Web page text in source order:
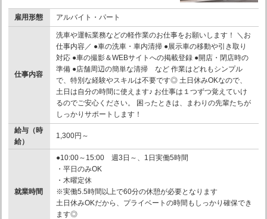
雇用形態 アルバイト・パート
仕事内容
洗車や運転業務などの軽作業のお仕事をお願いします！ ＼お
仕事内容／ ●車の洗車・車内清掃 ●展示車の移動や引き取り
対応 ●車の撮影＆WEBサイトへの掲載登録 ●開店・閉店時の
準備 ●店舗周辺の簡単な清掃 など 作業はどれもシンプル
で、特別な経験やスキルは不要です◎ 土日休みOKなので、
土日は自分の時間に使えます♪ お仕事は１つずつ覚えていけ
るのでご安心ください。 困ったときは、まわりの先輩たちが
しっかりサポートします！
給与（時
給）
1,300円～
就業時間
●10:00～15:00 週3日～、1日実働5時間
・平日のみOK
・木曜定休
※実働5.5時間以上で60分の休憩が必要となります
土日休みOKだから、プライベートの時間もしっかり確保でき
ます◎